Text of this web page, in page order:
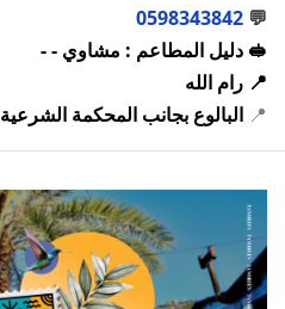
💬
0598343842
🥪 دليل المطاعم : مشاوي - -
📍 رام الله
📍 البالوع بجانب المحكمة الشرعية